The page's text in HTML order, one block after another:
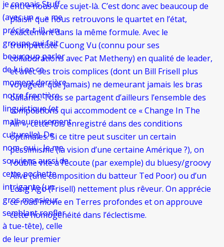
entre nous à ce sujet-là. C’est donc avec beaucoup de
plaisir que nous retrouvons le quartet en l’état,
exactement dans la même formule. Avec le
trompettiste Cuong Vu (connu pour ses
collaborations avec Pat Metheny) en qualité de leader,
et avec ses trois complices (dont un Bill Frisell plus
voyageur que jamais) ne demeurant jamais les bras
ballants. Tous se partagent d’ailleurs l’ensemble des
compostions qui accommodent ce « Change In The
Air », cette fois enregistré dans des conditions
optimales. Si ce titre peut susciter un certain
pessimisme (la vision d’une certaine Amérique ?), on
l’oublie vite à l’écoute (par exemple) du bluesy/groovy
Alive (une composition du batteur Ted Poor) ou d’un
Long Ago (Frisell) nettement plus rêveur. On apprécie
ce road movie en Terres profondes et on approuve
cette homogénéité dans l’éclectisme.
je connais Stuff
(avec un « . » me
précise-t-il), un
groupe qui fait
beaucoup parler
de lui en ce
moment derrière
notre frontière
linguistique (et
malheureusement
culturelle). De
nom, oui… Je me
souviens aussi de
cette pochette
intrigante (un
gros monsieur
semblant ronfler
à tue-tête), celle
de leur premier